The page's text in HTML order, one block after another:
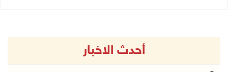
أحدث الاخبار